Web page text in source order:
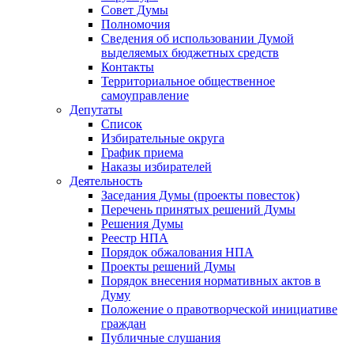
Совет Думы
Полномочия
Сведения об использовании Думой
выделяемых бюджетных средств
Контакты
Территориальное общественное
самоуправление
Депутаты
Список
Избирательные округа
График приема
Наказы избирателей
Деятельность
Заседания Думы (проекты повесток)
Перечень принятых решений Думы
Решения Думы
Реестр НПА
Порядок обжалования НПА
Проекты решений Думы
Порядок внесения нормативных актов в
Думу
Положение о правотворческой инициативе
граждан
Публичные слушания